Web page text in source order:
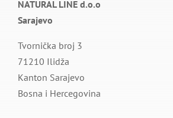
NATURAL LINE d.o.o
Sarajevo
Tvornička broj 3
71210 Ilidža
Kanton Sarajevo
Bosna i Hercegovina